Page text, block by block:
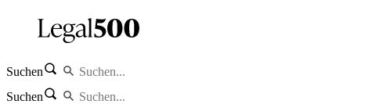
Suchen
Suchen